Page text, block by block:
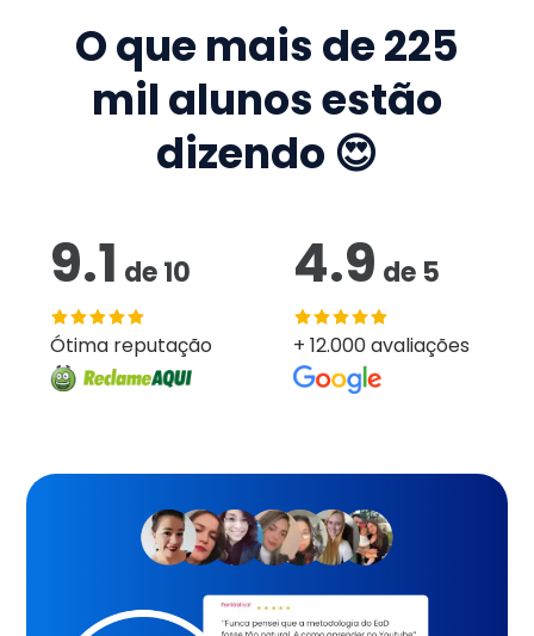
O que mais de225
mil alunos estão
dizendo 😍
9.1 de10
Ótima reputação
4.9 de 5
+ 12.000 avaliações